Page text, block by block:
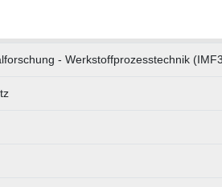
- Werkstoffprozesstechnik